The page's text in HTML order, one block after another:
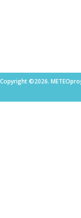
Copyright ©2026.